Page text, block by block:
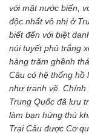
với mặt nước biển,
độc nhất vô nhị ở
biết đến với biệt
núi tuyết phủ trắng
hàng trăm ghềnh
Câu có hệ thống hồ
như tranh vẽ. Chính
Trung Quốc đã lưu
làm bạn hứng thú
Trại Câu được Cơ